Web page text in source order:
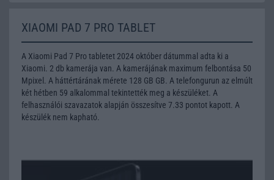
XIAOMI PAD 7 PRO TABLET
A Xiaomi Pad 7 Pro tabletet 2024 október dátummal adta ki a
Xiaomi. 2 db kamerája van. A kamerájának maximum felbontása 50
Mpixel. A háttértárának mérete 128 GB GB. A telefongurun az elmúlt
két hétben 59 alkalommal tekintették meg a készüléket. A
felhasználói szavazatok alapján összesítve 7.33 pontot kapott. A
készülék nem kapható.